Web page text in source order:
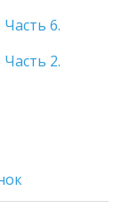
Часть 6.
Часть 2.